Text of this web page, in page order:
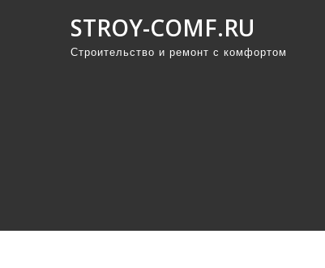
STROY-COMF.RU
Строительство и ремонт с комфортом